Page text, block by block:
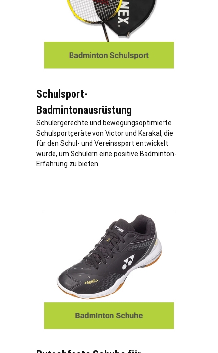
Schulsport-
Badmintonausrüstung
Schülergerechte und bewegungsoptimierte
Schulsportgeräte von Victor und Karakal, die
für den Schul- und Vereinssport entwickelt
wurde, um Schülern eine positive Badminton-
Erfahrung zu bieten.